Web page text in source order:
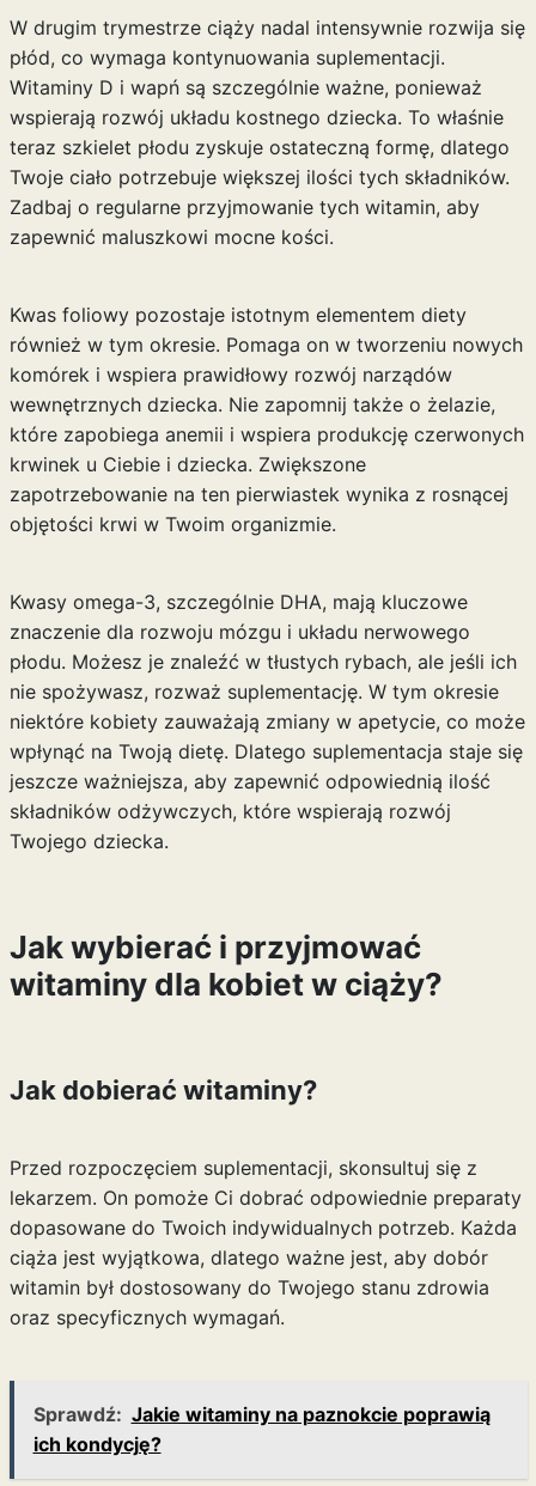
W drugim trymestrze ciąży nadal intensywnie rozwija się
płód, co wymaga kontynuowania suplementacji.
Witaminy D i wapń są szczególnie ważne, ponieważ
wspierają rozwój układu kostnego dziecka. To właśnie
teraz szkielet płodu zyskuje ostateczną formę, dlatego
Twoje ciało potrzebuje większej ilości tych składników.
Zadbaj o regularne przyjmowanie tych witamin, aby
zapewnić maluszkowi mocne kości.
Kwas foliowy pozostaje istotnym elementem diety
również w tym okresie. Pomaga on w tworzeniu nowych
komórek i wspiera prawidłowy rozwój narządów
wewnętrznych dziecka. Nie zapomnij także o żelazie,
które zapobiega anemii i wspiera produkcję czerwonych
krwinek u Ciebie i dziecka. Zwiększone
zapotrzebowanie na ten pierwiastek wynika z rosnącej
objętości krwi w Twoim organizmie.
Kwasy omega-3, szczególnie DHA, mają kluczowe
znaczenie dla rozwoju mózgu i układu nerwowego
płodu. Możesz je znaleźć w tłustych rybach, ale jeśli ich
nie spożywasz, rozważ suplementację. W tym okresie
niektóre kobiety zauważają zmiany w apetycie, co może
wpłynąć na Twoją dietę. Dlatego suplementacja staje się
jeszcze ważniejsza, aby zapewnić odpowiednią ilość
składników odżywczych, które wspierają rozwój
Twojego dziecka.
Jak wybierać i przyjmować
witaminy dla kobiet w ciąży?
Jak dobierać witaminy?
Przed rozpoczęciem suplementacji, skonsultuj się z
lekarzem. On pomoże Ci dobrać odpowiednie preparaty
dopasowane do Twoich indywidualnych potrzeb. Każda
ciąża jest wyjątkowa, dlatego ważne jest, aby dobór
witamin był dostosowany do Twojego stanu zdrowia
oraz specyficznych wymagań.
Sprawdź: Jakie witaminy na paznokcie poprawią
ich kondycję?